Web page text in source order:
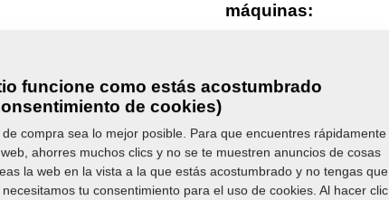
máquinas:
Peso:
funcione como estás acostumbrado
de cookies)
compra sea lo mejor posible. Para que encuentres rápidamente
ahorres muchos clics y no se te muestren anuncios de cosas
la web en la vista a la que estás acostumbrado y no tengas que
tu consentimiento para el uso de cookies. Al hacer clic